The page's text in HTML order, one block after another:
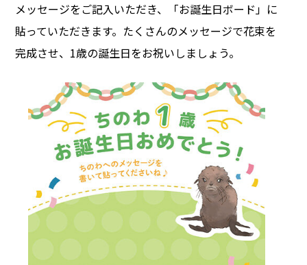
メッセージをご記入いただき、「お誕生日ボード」に
貼っていただきます。たくさんのメッセージで花束を
完成させ、1歳の誕生日をお祝いしましょう。